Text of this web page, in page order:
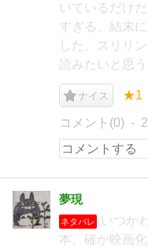
いているだけ
すぎる。結末
した。スリリ
読みたいと思
ナイス ★1
コメント(0)
夢現
ネタバレ
いつか
本、確か映画